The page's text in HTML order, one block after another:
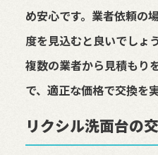
め安心です。業者依頼の
度を見込むと良いでしょ
複数の業者から見積もり
で、適正な価格で交換を
リクシル洗面台の